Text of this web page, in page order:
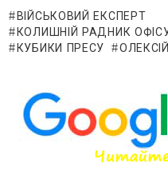
ВІЙСЬКОВИЙ ЕКСПЕРТ
КОЛИШНІЙ РАДНИК
КУБИКИ ПРЕСУ